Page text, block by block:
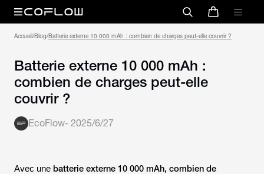
Accueil/Blog/Batterie externe 10 000 mAh : combien de charges peut-elle couvrir ?
Batterie externe 10 000 mAh :
combien de charges peut-elle
couvrir ?
EcoFlow- 2025/6/27
Avec une batterie externe 10 000 mAh, combien de